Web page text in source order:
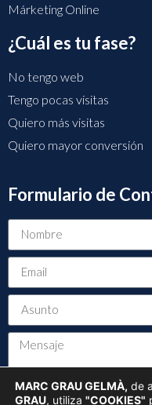
Márketing Online
¿Cuál es tu fase?
No tengo web
Tengo pocas visitas
Quiero más visitas
Quiero mayor conversión
Formulario de
MARC GRAU GELMÀ, de
GRAU, utiliza "COOKIES"